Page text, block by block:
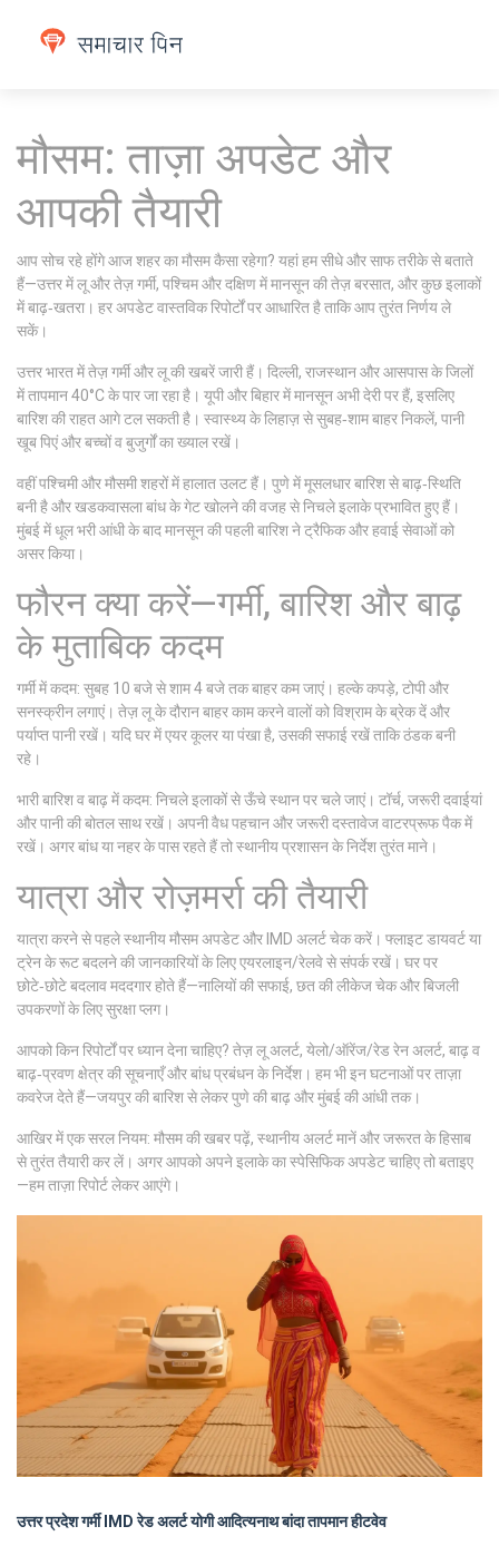
मौसम: ताज़ा अपडेट और
आपकी तैयारी
आप सोच रहे होंगे आज शहर का मौसम कैसा रहेगा? यहां हम सीधे और साफ तरीके से बताते
हैं—उत्तर में लू और तेज़ गर्मी, पश्चिम और दक्षिण में मानसून की तेज़ बरसात, और कुछ इलाकों
में बाढ़‑खतरा। हर अपडेट वास्तविक रिपोर्टों पर आधारित है ताकि आप तुरंत निर्णय ले
सकें।
उत्तर भारत में तेज़ गर्मी और लू की खबरें जारी हैं। दिल्ली, राजस्थान और आसपास के जिलों
में तापमान 40°C के पार जा रहा है। यूपी और बिहार में मानसून अभी देरी पर हैं, इसलिए
बारिश की राहत आगे टल सकती है। स्वास्थ्य के लिहाज़ से सुबह‑शाम बाहर निकलें, पानी
खूब पिएं और बच्चों व बुजुर्गों का ख्याल रखें।
वहीं पश्चिमी और मौसमी शहरों में हालात उलट हैं। पुणे में मूसलधार बारिश से बाढ़‑स्थिति
बनी है और खडकवासला बांध के गेट खोलने की वजह से निचले इलाके प्रभावित हुए हैं।
मुंबई में धूल भरी आंधी के बाद मानसून की पहली बारिश ने ट्रैफिक और हवाई सेवाओं को
असर किया।
फौरन क्या करें—गर्मी, बारिश और बाढ़
के मुताबिक कदम
गर्मी में कदम: सुबह 10 बजे से शाम 4 बजे तक बाहर कम जाएं। हल्के कपड़े, टोपी और
सनस्क्रीन लगाएं। तेज़ लू के दौरान बाहर काम करने वालों को विश्राम के ब्रेक दें और
पर्याप्त पानी रखें। यदि घर में एयर कूलर या पंखा है, उसकी सफाई रखें ताकि ठंडक बनी
रहे।
भारी बारिश व बाढ़ में कदम: निचले इलाकों से ऊँचे स्थान पर चले जाएं। टॉर्च, जरूरी दवाईयां
और पानी की बोतल साथ रखें। अपनी वैध पहचान और जरूरी दस्तावेज वाटरप्रूफ पैक में
रखें। अगर बांध या नहर के पास रहते हैं तो स्थानीय प्रशासन के निर्देश तुरंत माने।
यात्रा और रोज़मर्रा की तैयारी
यात्रा करने से पहले स्थानीय मौसम अपडेट और IMD अलर्ट चेक करें। फ्लाइट डायवर्ट या
ट्रेन के रूट बदलने की जानकारियों के लिए एयरलाइन/रेलवे से संपर्क रखें। घर पर
छोटे‑छोटे बदलाव मददगार होते हैं—नालियों की सफाई, छत की लीकेज चेक और बिजली
उपकरणों के लिए सुरक्षा प्लग।
आपको किन रिपोर्टों पर ध्यान देना चाहिए? तेज़ लू अलर्ट, येलो/ऑरेंज/रेड रेन अलर्ट, बाढ़ व
बाढ़‑प्रवण क्षेत्र की सूचनाएँ और बांध प्रबंधन के निर्देश। हम भी इन घटनाओं पर ताज़ा
कवरेज देते हैं—जयपुर की बारिश से लेकर पुणे की बाढ़ और मुंबई की आंधी तक।
आखिर में एक सरल नियम: मौसम की खबर पढ़ें, स्थानीय अलर्ट मानें और जरूरत के हिसाब
से तुरंत तैयारी कर लें। अगर आपको अपने इलाके का स्पेसिफिक अपडेट चाहिए तो बताइए
—हम ताज़ा रिपोर्ट लेकर आएंगे।
उत्तर प्रदेश गर्मीIMD रेड अलर्टयोगी आदित्यनाथबांदा तापमानहीटवेव